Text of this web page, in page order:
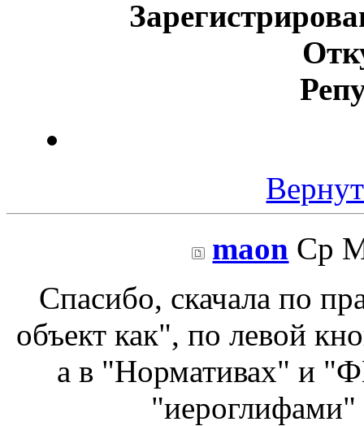
maon Ср
Спасибо, скачала по
объект как", по левой
а в "Нормативах" и
"иероглифами"